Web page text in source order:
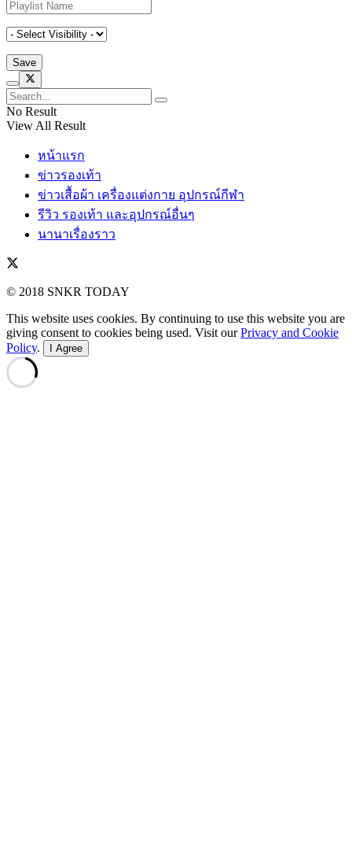
No Result
View All Result
หน้าแรก
ข่าวรองเท้า
ข่าวเสื้อผ้า เครื่องแต่งกาย อุปกรณ์กีฬา
รีวิว รองเท้า และอุปกรณ์อื่นๆ
นานาเรื่องราว
© 2018 SNKR TODAY
This website uses cookies. By continuing to use this website you are
giving consent to cookies being used. Visit ourPrivacy and Cookie
Policy. I Agree